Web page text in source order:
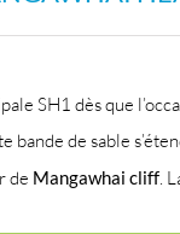
SH1 dès que
de sable
de Mangawhai cliff .